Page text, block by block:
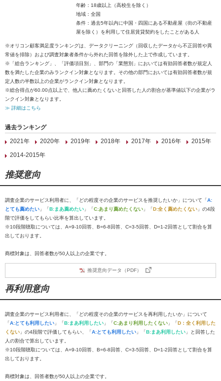
年齢：18歳以上（高校生を除く）
地域：全国
条件：過去5年以内に中国・四国にある不動産屋（街の不動産
屋を除く）を利用して住居賃貸契約をしたことがある人
※オリコン顧客満足度ランキングは、データクリーニング（回収したデータから不正回答や異
常値を排除）および調査対象者条件から外れた回答を除外した上で作成しています。
※「総合ランキング」、「評価項目別」、部門の「業態別」においては有効回答者数が規定人
数を満たした企業のみランクイン対象となります。その他の部門においては有効回答者数が規
定人数の半数以上の企業がランクイン対象となります。
※総合得点が60.00点以上で、他人に薦めたくないと回答した人の割合が基準値以下の企業がラ
ンクイン対象となります。
≫ 詳細はこちら
過去ランキング
2021年
2020年 2019年 2018年 2017年 2016年
2015年
2014-2015年
推奨意向
調査企業のサービス利用者に、「どの程度その企業のサービスを推奨したいか」について「A:
とても薦めたい 」「B:まあ薦めたい 」「C:あまり薦めたくない 」「D:全く薦めたくない 」の4段
階で評価をしてもらい比率を算出しています。
※10段階聴取については、A=9-10回答、B=6-8回答、C=3-5回答、D=1-2回答として割合を算
出しております。
商標対象は、回答者数が50人以上の企業です。
推奨意向データ（PDF）
再利用意向
調査企業のサービス利用者に、「どの程度その企業のサービスを再利用したいか」について
「A:とても利用したい 」「B:まあ利用したい 」「C:あまり利用したくない 」「D：全く利用した
くない 」の4段階で評価してもらい、「A:とても利用したい 」「B:まあ利用したい 」と回答した
人の割合で算出しています。
※10段階聴取については、A=9-10回答、B=6-8回答、C=3-5回答、D=1-2回答として割合を算
出しております。
商標対象は、回答者数が50人以上の企業です。